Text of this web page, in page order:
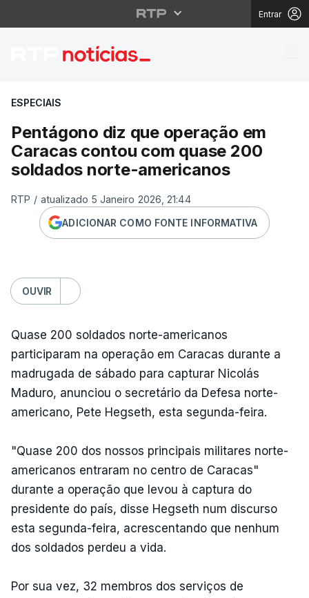
Entrar
Pentágono diz que
ESPECIAIS
Pentágono diz que operação em
Caracas contou com quase 200
soldados norte-americanos
RTP / atualizado 5 Janeiro 2026, 21:44
ADICIONAR COMO FONTE INFORMATIVA
OUVIR
Quase 200 soldados norte-americanos
participaram na operação em Caracas durante a
madrugada de sábado para capturar Nicolás
Maduro, anunciou o secretário da Defesa norte-
americano, Pete Hegseth, esta segunda-feira.
"Quase 200 dos nossos principais militares norte-
americanos entraram no centro de Caracas"
durante a operação que levou à captura do
presidente do país, disse Hegseth num discurso
esta segunda-feira, acrescentando que nenhum
dos soldados perdeu a vida.
Por sua vez, 32 membros dos serviços de